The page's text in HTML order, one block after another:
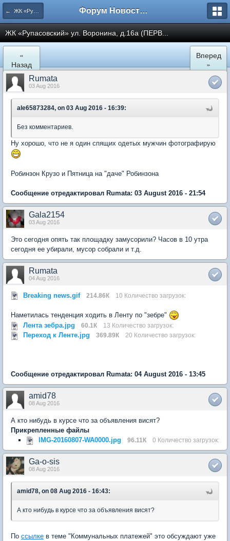
← ЖК «Рупасовский» Форум Новостройки
ЖК «Рупасовский» ул. Воронина, д.16а (ПЕРВ...
«
Назад
Вперед
»
Rumata
03 Aug 2016
ale65873284, on 03 Aug 2016 - 16:39:
Без комментариев.
Ну хорошо, что не я один спящих одетых мужчин фотографирую
Робинзон Крузо и Пятница на "даче" Робинзона
Сообщение отредактировал Rumata: 03 August 2016 - 21:54
Gala2154
03 Aug 2016
Это сегодня опять так площадку замусорили? Часов в 10 утра
сегодня ее убирали, мусор собрали и т.д.
Rumata
04 Aug 2016
Breaking news.gif 214.86К 10 Количество загрузок:
Наметилась тенденция ходить в Ленту по "зебре"
Лента зебра.jpg
60.1К 13 Количество загрузок:
Переход к Ленте.jpg 369.89К 20 Количество загрузок:
Сообщение отредактировал Rumata: 04 August 2016 - 13:45
amid78
08 Aug 2016
А кто нибудь в курсе что за объявления висят?
Прикрепленные файлы
IMG-20160807-WA0000.jpg
96.11К 0 Количество загрузок:
Ga-o-sis
08 Aug 2016
amid78, on 08 Aug 2016 - 16:43:
А кто нибудь в курсе что за объявления висят?
По ссылке в теме "Коммунальных платежей" это обсуждают уже